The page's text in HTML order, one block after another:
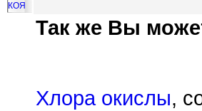
КОЯ
Так же Вы
Хлора окислы,